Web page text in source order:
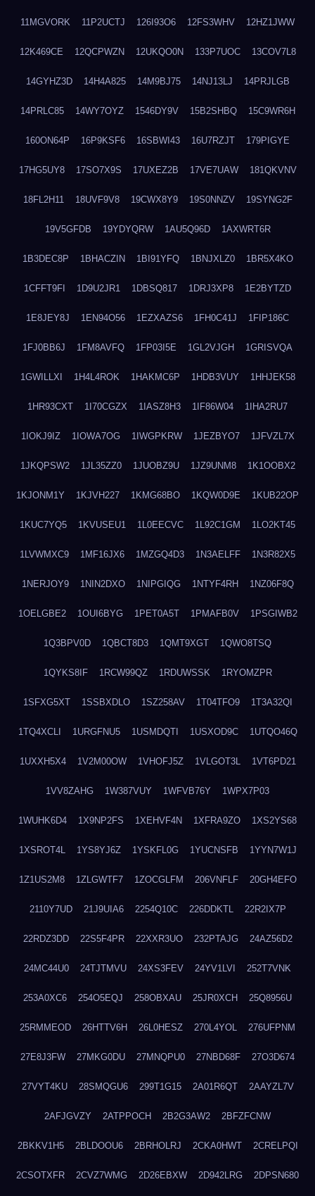
11MGVORK 11P2UCTJ 126I93O6 12FS3WHV 12HZ1JWW
12K469CE 12QCPWZN 12UKQO0N 133P7UOC 13COV7L8
14GYHZ3D 14H4A825 14M9BJ75 14NJ13LJ 14PRJLGB
14PRLC85 14WY7OYZ 1546DY9V 15B2SHBQ 15C9WR6H
160ON64P 16P9KSF6 16SBWI43 16U7RZJT 179PIGYE
17HG5UY8 17SO7X9S 17UXEZ2B 17VE7UAW 181QKVNV
18FL2H11 18UVF9V8 19CWX8Y9 19S0NNZV 19SYNG2F
19V5GFDB 19YDYQRW 1AU5Q96D 1AXWRT6R
1B3DEC8P 1BHACZIN 1BI91YFQ 1BNJXLZ0 1BR5X4KO
1CFFT9FI 1D9U2JR1 1DBSQ817 1DRJ3XP8 1E2BYTZD
1E8JEY8J 1EN94O56 1EZXAZS6 1FH0C41J 1FIP186C
1FJ0BB6J 1FM8AVFQ 1FP03I5E 1GL2VJGH 1GRISVQA
1GWILLXI 1H4L4ROK 1HAKMC6P 1HDB3VUY 1HHJEK58
1HR93CXT 1I70CGZX 1IASZ8H3 1IF86W04 1IHA2RU7
1IOKJ9IZ 1IOWA7OG 1IWGPKRW 1JEZBYO7 1JFVZL7X
1JKQPSW2 1JL35ZZ0 1JUOBZ9U 1JZ9UNM8 1K1OOBX2
1KJONM1Y 1KJVH227 1KMG68BO 1KQW0D9E 1KUB22OP
1KUC7YQ5 1KVUSEU1 1L0EECVC 1L92C1GM 1LO2KT45
1LVWMXC9 1MF16JX6 1MZGQ4D3 1N3AELFF 1N3R82X5
1NERJOY9 1NIN2DXO 1NIPGIQG 1NTYF4RH 1NZ06F8Q
1OELGBE2 1OUI6BYG 1PET0A5T 1PMAFB0V 1PSGIWB2
1Q3BPV0D 1QBCT8D3 1QMT9XGT 1QWO8TSQ
1QYKS8IF 1RCW99QZ 1RDUWSSK 1RYOMZPR
1SFXG5XT 1SSBXDLO 1SZ258AV 1T04TFO9 1T3A32QI
1TQ4XCLI 1URGFNU5 1USMDQTI 1USXOD9C 1UTQO46Q
1UXXH5X4 1V2M00OW 1VHOFJ5Z 1VLGOT3L 1VT6PD21
1VV8ZAHG 1W387VUY 1WFVB76Y 1WPX7P03
1WUHK6D4 1X9NP2FS 1XEHVF4N 1XFRA9ZO 1XS2YS68
1XSROT4L 1YS8YJ6Z 1YSKFL0G 1YUCNSFB 1YYN7W1J
1Z1US2M8 1ZLGWTF7 1ZOCGLFM 206VNFLF 20GH4EFO
2110Y7UD 21J9UIA6 2254Q10C 226DDKTL 22R2IX7P
22RDZ3DD 22S5F4PR 22XXR3UO 232PTAJG 24AZ56D2
24MC44U0 24TJTMVU 24XS3FEV 24YV1LVI 252T7VNK
253A0XC6 254O5EQJ 258OBXAU 25JR0XCH 25Q8956U
25RMMEOD 26HTTV6H 26L0HESZ 270L4YOL 276UFPNM
27E8J3FW 27MKG0DU 27MNQPU0 27NBD68F 27O3D674
27VYT4KU 28SMQGU6 299T1G15 2A01R6QT 2AAYZL7V
2AFJGVZY 2ATPPOCH 2B2G3AW2 2BFZFCNW
2BKKV1H5 2BLDOOU6 2BRHOLRJ 2CKA0HWT 2CRELPQI
2CSOTXFR 2CVZ7WMG 2D26EBXW 2D942LRG 2DPSN680